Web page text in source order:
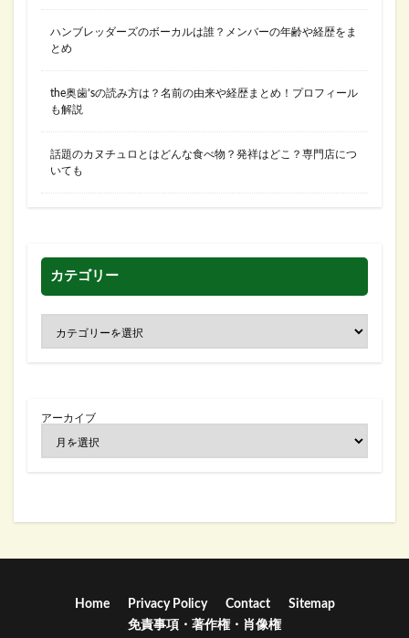
ハンブレッダーズのボーカルは誰？メンバーの年齢や経歴をま
とめ
the奥歯’sの読み方は？名前の由来や経歴まとめ！プロフィール
も解説
話題のカヌチュロとはどんな食べ物？発祥はどこ？専門店につ
いても
カテゴリー
アーカイブ
Home Privacy Policy Contact
Sitemap
免責事項・著作権・肖像権